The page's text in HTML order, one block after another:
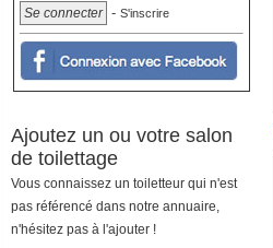
- S'inscrire
Ajoutez un ou votre salon
de toilettage
Vous connaissez un toiletteur qui n'est
pas référencé dans notre annuaire,
n'hésitez pas à l'ajouter !